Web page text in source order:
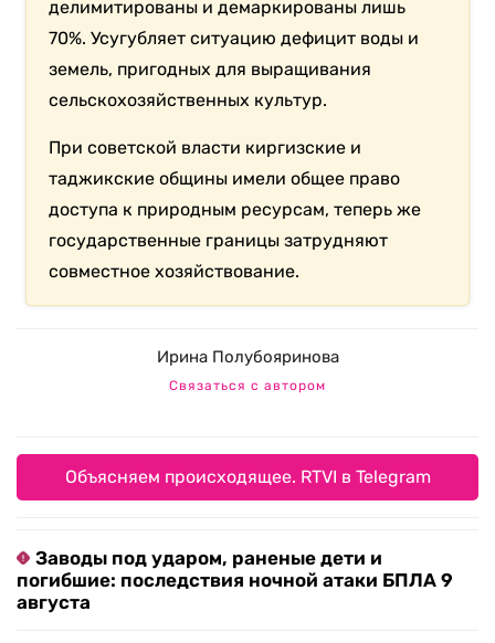
делимитированы и демаркированы лишь
70%. Усугубляет ситуацию дефицит воды и
земель, пригодных для выращивания
сельскохозяйственных культур.
При советской власти киргизские и
таджикские общины имели общее право
доступа к природным ресурсам, теперь же
государственные границы затрудняют
совместное хозяйствование.
Ирина Полубояринова
Связаться с автором
Объясняем происходящее. RTVI в Telegram
Заводы под ударом, раненые дети и
погибшие: последствия ночной атаки БПЛА 9
августа